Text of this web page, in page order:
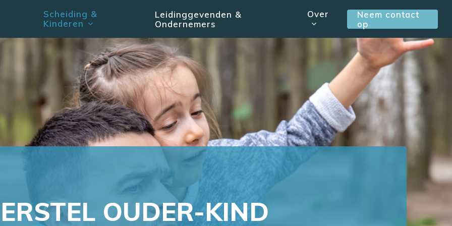
Scheiding &
Kinderen
Leidinggevenden &
Ondernemers
Over
Neem contact
op
OUDER-KIND